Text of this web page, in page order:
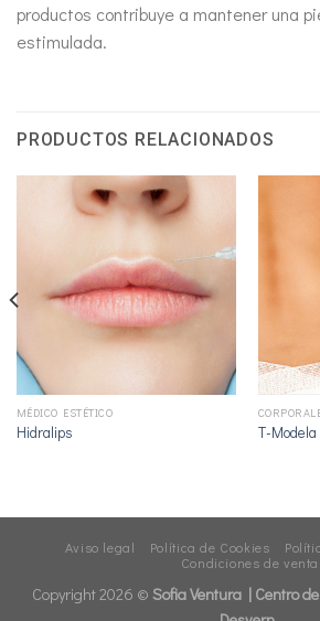
productos contribuye a mantener una
estimulada.
PRODUCTOS RELACIONADOS
MÉDICO ESTÉTICO
Hidralips T-Modela
Aviso legal Política de Cookies
Condiciones de venta
Copyright 2026 © Sofia Ventura | Centro